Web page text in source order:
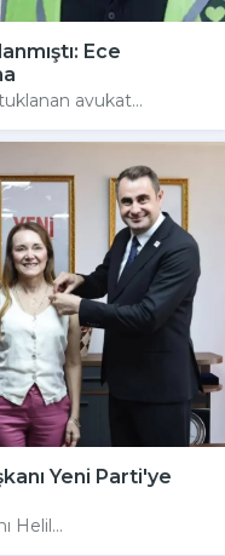
Ece
avukat...
Yeni Parti'ye
Helil...